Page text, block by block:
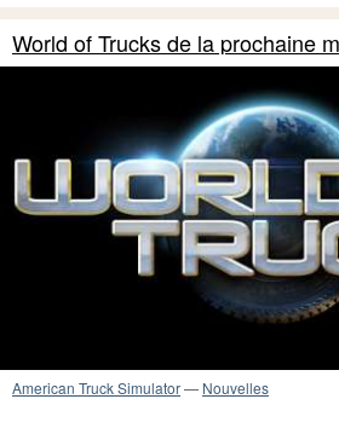
World of Trucks de la prochaine
American Truck Simulator— Nouvelles